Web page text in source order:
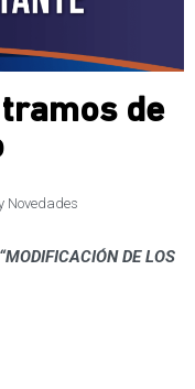
de
Novedades
“MODIFICACIÓN DE LOS